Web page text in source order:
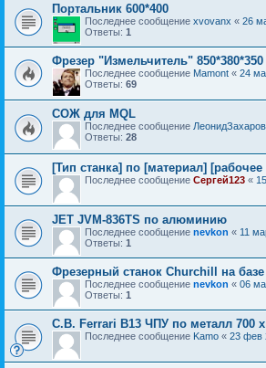
Портальник 600*400
Последнее сообщение xvovanx « 26
Ответы: 1
Фрезер "Измельчитель" 850*380*350
Последнее сообщение Mamont « 24
Ответы: 69
СОЖ для MQL
Последнее сообщение ЛеонидЗахаров
Ответы: 28
[Тип станка] по [материал] [рабочее
Последнее сообщение Сергей123 «
JET JVM-836TS по алюминию
Последнее сообщение nevkon « 11
Ответы: 1
Фрезерный станок Churchill на
Последнее сообщение nevkon « 06
Ответы: 1
C.B. Ferrari B13 ЧПУ по металл 700 x
Последнее сообщение Kamo « 23 фев